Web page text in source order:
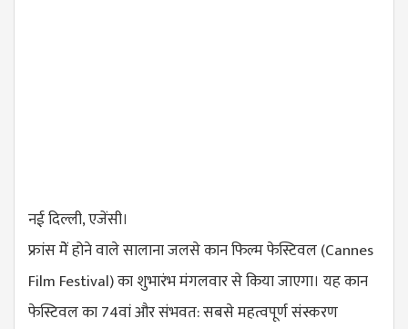
नई दिल्ली, एजेंसी।
फ्रांस मेें होने वाले सालाना जलसे कान फिल्म फेस्टिवल (Cannes
Film Festival) का शुभारंभ मंगलवार से किया जाएगा। यह कान
फेस्टिवल का 74वां और संभवत: सबसे महत्वपूर्ण संस्करण